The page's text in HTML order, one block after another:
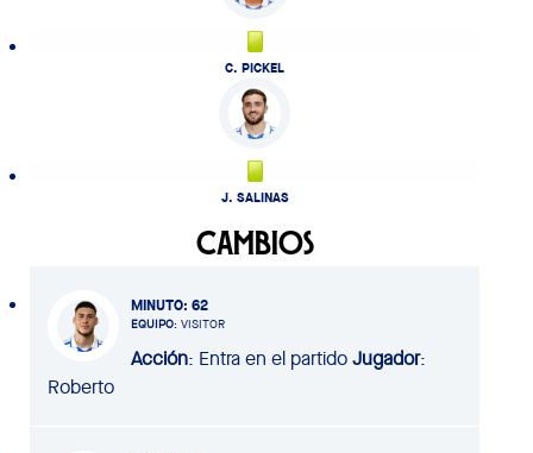
C. PICKEL
J. SALINAS
CAMBIOS
MINUTO: 62
EQUIPO: VISITOR
Acción: Entra en el partidoJugador:
Roberto